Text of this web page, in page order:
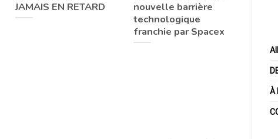
JAMAIS EN RETARD
nouvelle barrière
technologique
franchie par Spacex
À